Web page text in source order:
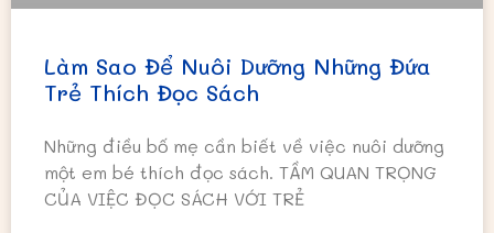
Làm Sao Để Nuôi Dưỡng Những Đứa
Trẻ Thích Đọc Sách
Những điều bố mẹ cần biết về việc nuôi dưỡng
một em bé thích đọc sách. TẦM QUAN TRỌNG
CỦA VIỆC ĐỌC SÁCH VỚI TRẺ